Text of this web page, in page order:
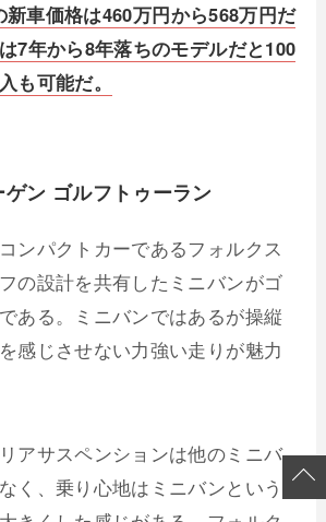
新車価格は460万円から568万円だ
7年から8年落ちのモデルだと100
も可能だ。
ン ゴルフトゥーラン
ンパクトカーであるフォルクス
の設計を共有したミニバンがゴ
ある。ミニバンではあるが操縦
感じさせない力強い走りが魅力
アサスペンションは他のミニバ
く、乗り心地はミニバンという